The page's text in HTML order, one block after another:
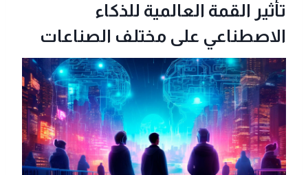
تأثير القمة العالمية للذكاء
الاصطناعي على مختلف الصناعات